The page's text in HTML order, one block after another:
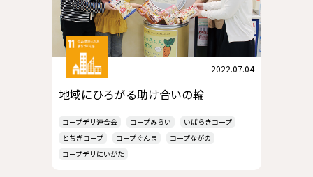
2022.07.04
地域にひろがる助け合いの輪
コープデリ連合会 コープみらい
いばらきコープ
とちぎコープ
コープぐんま
コープながの
コープデリにいがた